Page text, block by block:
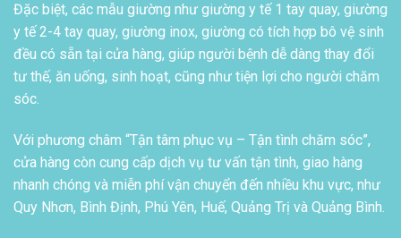
Đặc biệt, các mẫu giường như giường y tế 1 tay quay, giường
y tế 2-4 tay quay, giường inox, giường có tích hợp bô vệ sinh
đều có sẵn tại cửa hàng, giúp người bệnh dễ dàng thay đổi
tư thế, ăn uống, sinh hoạt, cũng như tiện lợi cho người chăm
sóc.
Với phương châm “Tận tâm phục vụ – Tận tình chăm sóc”,
cửa hàng còn cung cấp dịch vụ tư vấn tận tình, giao hàng
nhanh chóng và miễn phí vận chuyển đến nhiều khu vực, như
Quy Nhơn, Bình Định, Phú Yên, Huế, Quảng Trị và Quảng Bình.